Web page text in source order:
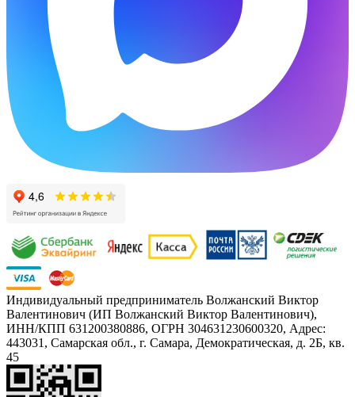
Индивидуальный предприниматель Волжанский Виктор
Валентинович (ИП Волжанский Виктор Валентинович),
ИНН/КПП 631200380886, ОГРН 304631230600320, Адрес:
443031, Самарская обл., г. Самара, Демократическая, д. 2Б, кв.
45